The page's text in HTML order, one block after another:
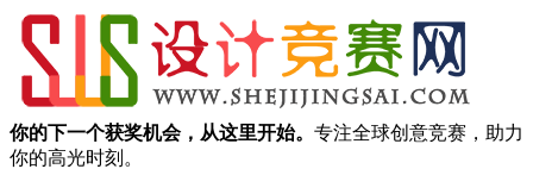
你的下一个获奖机会，从这里开始。 专注全球创意竞赛，助力
你的高光时刻。